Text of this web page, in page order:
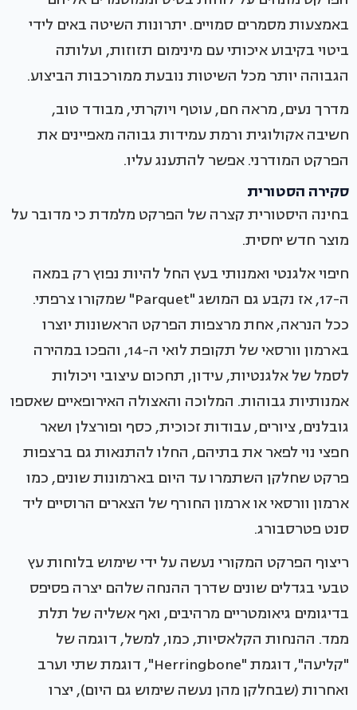
באמצעות מסמרים סמויים. יתרונות השיטה באים לידי
ביטוי בקיבוע איכותי עם מינימום תזוזות, ועלותה
הגבוהה יותר מכל השיטות נובעת ממורכבות הביצוע.
מדרך נעים, מראה חם, עוטף ויוקרתי, מבודד טוב,
חשיבה אקולוגית ורמת עמידות גבוהה מאפיינים את
הפרקט המודרני. אפשר להתענג עליו.
סקירה הסטורית
בחינה היסטורית קצרה של הפרקט מלמדת כי מדובר על
מוצר חדש יחסית.
חיפוי אלגנטי ואמנותי בעץ החל להיות נפוץ רק במאה
ה-17, אז נקבע גם המושג "Parquet" שמקורו צרפתי.
ככל הנראה, אחת מרצפות הפרקט הראשונות יוצרו
בארמון וורסאי של תקופת לואי ה-14, והפכו במהירה
לסמל של אלגנטיות, עידון, תחכום עיצובי ויכולות
אמנותיות גבוהות. המלוכה והאצולה האירופאיים שאספו
גובלנים, ציורים, עבודות זכוכית, כסף ופורצלן ושאר
חפצי נוי לפאר את בתיהם, החלו להתנאות גם ברצפות
פרקט שחלקן השתמרו עד היום בארמונות שונים, כמו
ארמון וורסאי או ארמון החורף של הצארים הרוסיים ליד
סנט פטרסבורג.
ריצוף הפרקט המקורי נעשה על ידי שימוש בלוחות עץ
טבעי בגדלים שונים שדרך ההנחה שלהם יצרה פסיפס
בדיגומים גיאומטריים מרהיבים, ואף אשליה של תלת
ממד. ההנחות הקלאסיות, כמו, למשל, דוגמה של
"קליעה", דוגמת "Herringbone", דוגמת שתי וערב
ואחרות (שבחלקן מהן נעשה שימוש גם היום), יצרו